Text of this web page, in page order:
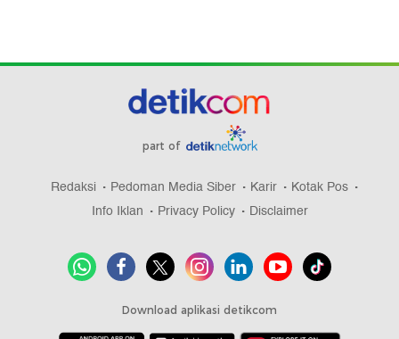
part of
Redaksi Pedoman Media Siber Karir
Kotak Pos
Info Iklan
Privacy Policy Disclaimer
Download aplikasi detikcom